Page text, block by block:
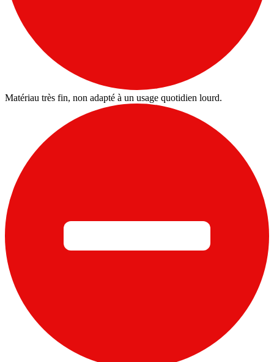
Matériau très fin, non adapté à un usage quotidien lourd.